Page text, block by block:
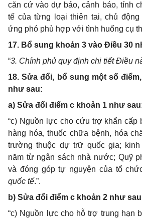
căn cứ vào dự báo, cảnh báo, tính
tế của từng loại thiên tai, chủ
ứng phó phù hợp với tình huống cụ
17. Bổ sung khoản 3 vào Điều 30
“3. Chính phủ quy định chi tiết Điều
18. Sửa đổi, bổ sung một số
như sau:
a) Sửa đổi điểm c khoản 1 như
“c) Nguồn lực cho cứu trợ khẩn cấp
hàng hóa, thuốc chữa bệnh, hóa
trường thuộc dự trữ quốc gia;
năm từ ngân sách nhà nước; Quỹ
và đóng góp tự nguyện của tổ
quốc tế.”.
b) Sửa đổi điểm c khoản 2 như
“c) Nguồn lực cho hỗ trợ trung hạn